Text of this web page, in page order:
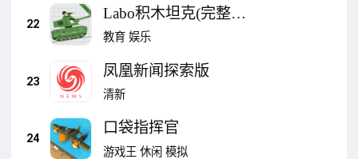
22
Labo积木坦克(完整
版):认知与创造军事
教育 娱乐
23
凤凰新闻探索版
清新
24
口袋指挥官
游戏王 休闲 模拟